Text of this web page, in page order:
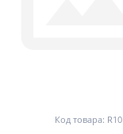
Код товара: R10